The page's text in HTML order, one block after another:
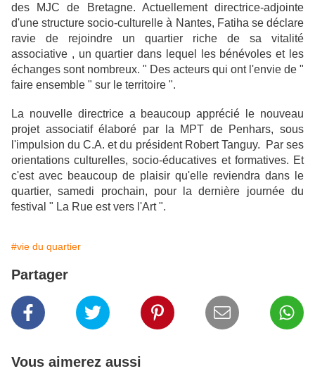
des MJC de Bretagne. Actuellement directrice-adjointe
d'une structure socio-culturelle à Nantes, Fatiha se déclare
ravie de rejoindre un quartier riche de sa vitalité
associative , un quartier dans lequel les bénévoles et les
échanges sont nombreux. " Des acteurs qui ont l'envie de "
faire ensemble " sur le territoire ".
La nouvelle directrice a beaucoup apprécié le nouveau
projet associatif élaboré par la MPT de Penhars, sous
l'impulsion du C.A. et du président Robert Tanguy. Par ses
orientations culturelles, socio-éducatives et formatives. Et
c'est avec beaucoup de plaisir qu'elle reviendra dans le
quartier, samedi prochain, pour la dernière journée du
festival " La Rue est vers l'Art ".
#vie du quartier
Partager
Vous aimerez aussi